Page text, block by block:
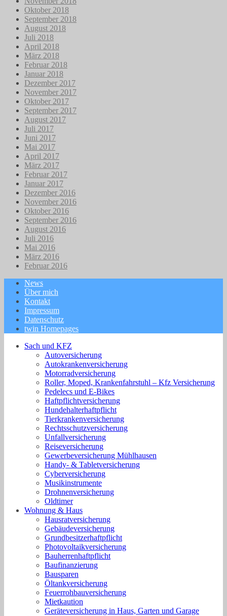
Oktober 2018
September 2018
August 2018
Juli 2018
April 2018
März 2018
Februar 2018
Januar 2018
Dezember 2017
November 2017
Oktober 2017
September 2017
August 2017
Juli 2017
Juni 2017
Mai 2017
April 2017
März 2017
Februar 2017
Januar 2017
Dezember 2016
November 2016
Oktober 2016
September 2016
August 2016
Juli 2016
Mai 2016
März 2016
Februar 2016
News
Über mich
Kontakt
Impressum
Datenschutz
twin Homepages
Sach und KFZ
Autoversicherung
Autokrankenversicherung
Motorradversicherung
Roller, Moped, Krankenfahrstuhl – Kfz Versicherung
Pedelecs und E-Bikes
Haftpflichtversicherung
Hundehalterhaftpflicht
Tierkrankenversicherung
Rechtsschutzversicherung
Unfallversicherung
Reiseversicherung
Gewerbeversicherung Mühlhausen
Handy- & Tabletversicherung
Cyberversicherung
Musikinstrumente
Drohnenversicherung
Oldtimer
Wohnung & Haus
Hausratversicherung
Gebäudeversicherung
Grundbesitzerhaftpflicht
Photovoltaikversicherung
Bauherrenhaftpflicht
Baufinanzierung
Bausparen
Öltankversicherung
Feuerrohbauversicherung
Mietkaution
Geräteversicherung in Haus, Garten und Garage